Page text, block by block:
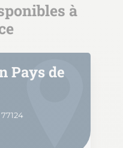
à
Pays de